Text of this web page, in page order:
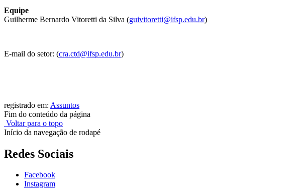
Equipe
Guilherme Bernardo Vitoretti da Silva (guivitoretti@ifsp.edu.br)
E-mail do setor: (cra.ctd@ifsp.edu.br)
registrado em: Assuntos
Fim do conteúdo da página
Voltar para o topo
Início da navegação de rodapé
Redes Sociais
Facebook
Instagram